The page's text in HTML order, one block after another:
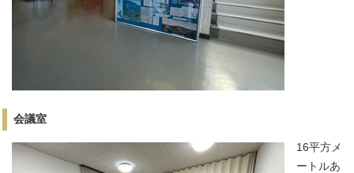
会議室
16平方メ
ートルあ